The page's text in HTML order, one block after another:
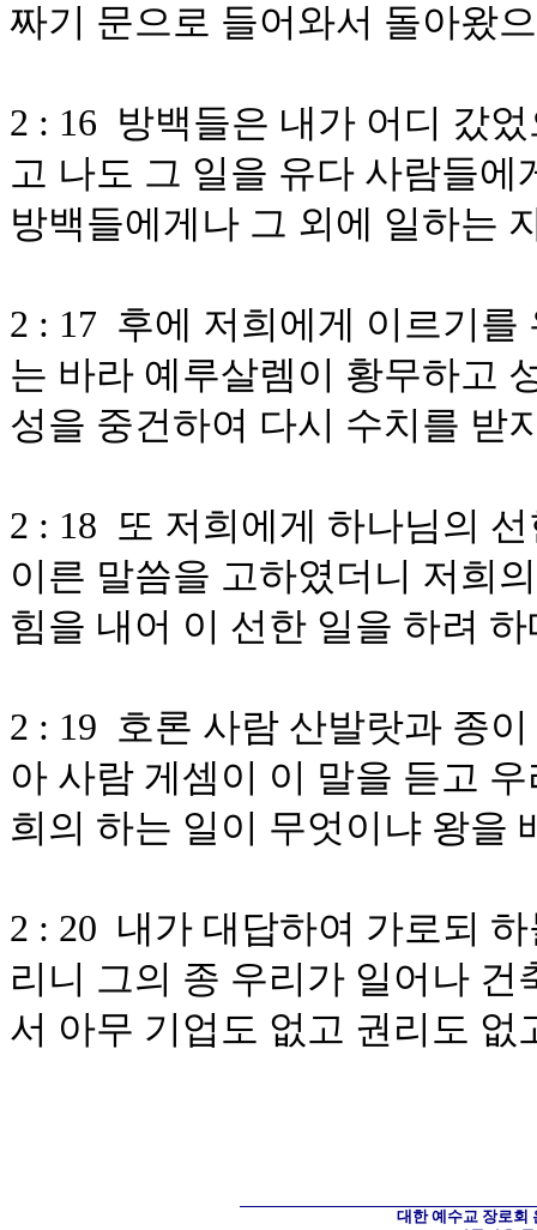
짜기 문으로 들어와서 돌아왔
2 : 16 방백들은 내가 어디 갔
고 나도 그 일을 유다 사람들
방백들에게나 그 외에 일하는
2 : 17 후에 저희에게 이르기
는 바라 예루살렘이 황무하고
성을 중건하여 다시 수치를 받
2 : 18 또 저희에게 하나님의
이른 말씀을 고하였더니 저희
힘을 내어 이 선한 일을 하려 하
2 : 19 호론 사람 산발랏과 종
아 사람 게셈이 이 말을 듣고
희의 하는 일이 무엇이냐 왕을
2 : 20 내가 대답하여 가로되
리니 그의 종 우리가 일어나
서 아무 기업도 없고 권리도
대한 예수교 장로회